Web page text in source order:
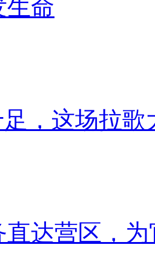
生命
足，这场拉歌
达营区，为